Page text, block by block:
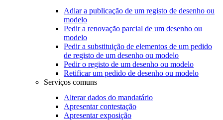
Adiar a publicação de um registo de desenho ou
modelo
Pedir a renovação parcial de um desenho ou
modelo
Pedir a substituição de elementos de um pedido
de registo de um desenho ou modelo
Pedir o registo de um desenho ou modelo
Retificar um pedido de desenho ou modelo
Serviços comuns
Alterar dados do mandatário
Apresentar contestação
Apresentar exposição